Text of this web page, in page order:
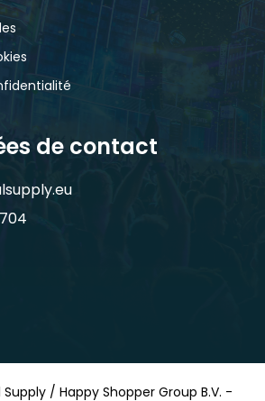
de contact
/ Happy Shopper Group B.V. -